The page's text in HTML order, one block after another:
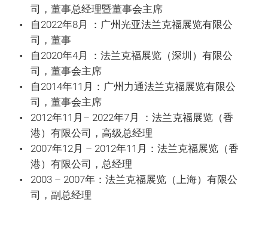
司，董事总经理暨董事会主席
自2022年8月 ：广州光亚法兰克福展览有限公
司，董事
自2020年4月 ：法兰克福展览（深圳）有限公
司，董事会主席
自2014年11月：广州力通法兰克福展览有限公
司，董事会主席
2012年11月– 2022年7月 ：法兰克福展览（香
港）有限公司，高级总经理
2007年12月 – 2012年11月：法兰克福展览（香
港）有限公司，总经理
2003 – 2007年：法兰克福展览（上海）有限公
司，副总经理